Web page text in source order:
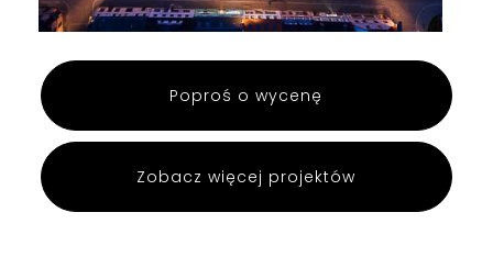
Poproś o wycenę
Zobacz więcej projektów